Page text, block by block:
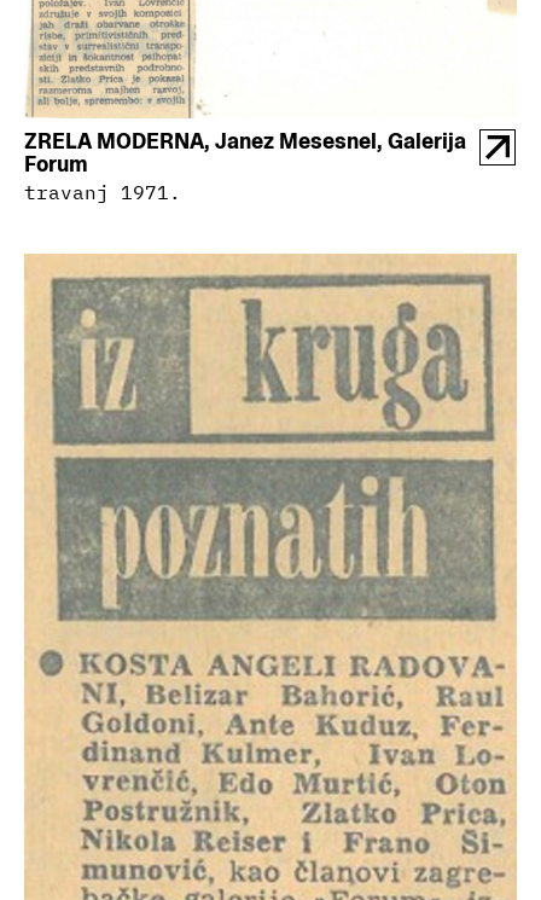
ZRELA MODERNA, Janez Mesesnel, Galerija
Forum
travanj 1971.